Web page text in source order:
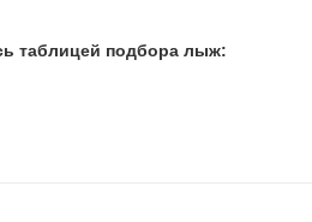
таблицей подбора лыж: